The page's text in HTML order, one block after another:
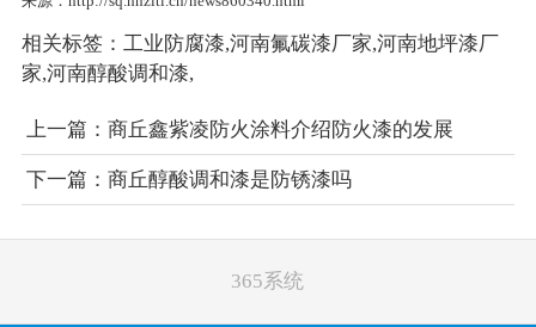
相关标签： 工业防腐漆,河南氟碳漆厂家,河南地坪漆厂
家,河南醇酸调和漆,
上一篇： 商丘鑫紫凌防火涂料介绍防火漆的发展
下一篇： 商丘醇酸调和漆是防锈漆吗
365系统